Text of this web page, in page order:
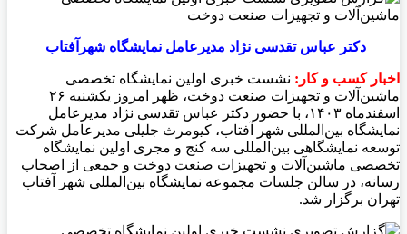
دکتر عباس تقدسی نژاد مدیرعامل نمایشگاه شهرآفتاب
اخبار کسب و کار: نشست خبری اولین نمایشگاه تخصصی
ماشین‌آلات و تجهیزات صنعت دوخت، ظهر امروز یکشنبه ۲۶
اسفندماه ۱۴۰۳، با حضور دکتر عباس تقدسی نژاد مدیرعامل
نمایشگاه بین‌المللی شهر آفتاب، کیومرث جلیلی مدیرعامل شرکت
توسعه نمایشگاهی بین‌المللی سه کنج و مجری اولین نمایشگاه
تخصصی ماشین‌آلات و تجهیزات صنعت دوخت و جمعی از اصحاب
رسانه، در سالن جلسات مجموعه نمایشگاه بین‌المللی شهر آفتاب
تهران برگزار شد.